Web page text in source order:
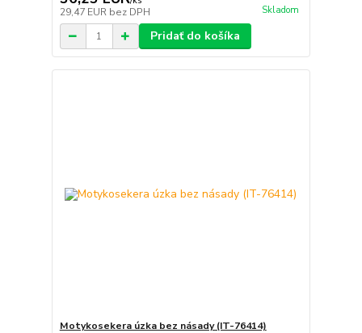
29,47 EUR bez DPH Skladom
Pridať do košíka
Motykosekera úzka bez násady (IT-76414)